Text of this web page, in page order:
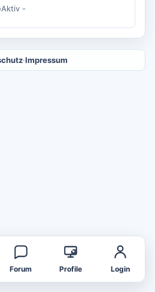
Aktiv -
·Impressum
Forum Profile Login